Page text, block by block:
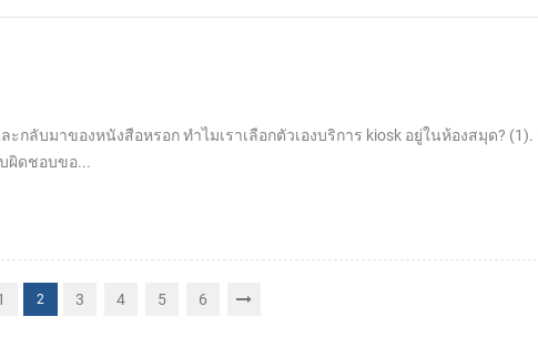
กลับมาของหนังสือหรอก ทำไมเราเลือกตัวเองบริการ kiosk อยู่ในห้องสมุด? (1).
ผิดชอบขอ...
2 3 4 5 6